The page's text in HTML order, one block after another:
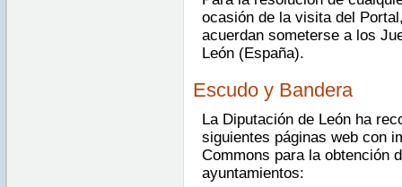
ocasión de la visita del
acuerdan someterse a los
León (España).
Escudo y Bandera
La Diputación de León ha
siguientes páginas web con
Commons para la obtención
ayuntamientos: